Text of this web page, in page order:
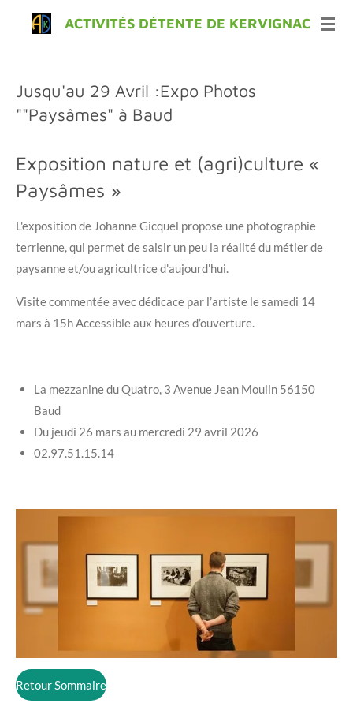
Passer
ACTIVITÉS DÉTENTE DE KERVIGNAC
Jusqu'au 29 Avril :Expo Photos
""Paysâmes" à Baud
Exposition nature et (agri)culture «
Paysâmes »
L'exposition de Johanne Gicquel propose une photographie
terrienne, qui permet de saisir un peu la réalité du métier de
paysanne et/ou agricultrice d'aujourd'hui.
Visite commentée avec dédicace par l’artiste le samedi 14
mars à 15h Accessible aux heures d’ouverture.
La mezzanine du Quatro, 3 Avenue Jean Moulin 56150
Baud
Du jeudi 26 mars au mercredi 29 avril 2026
02.97.51.15.14
Retour Sommaire